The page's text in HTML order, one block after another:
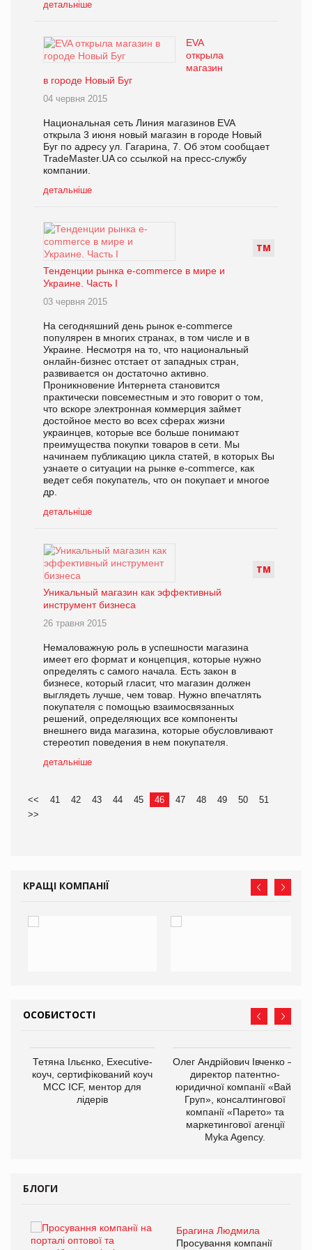
детальніше
EVA
открыла
магазин
в городе Новый Буг
04 червня 2015
Национальная сеть Линия магазинов EVA
открыла 3 июня новый магазин в городе Новый
Буг по адресу ул. Гагарина, 7. Об этом сообщает
TradeMaster.UA со ссылкой на пресс-службу
компании.
детальніше
ТМ
Тенденции рынка e-commerce в мире и
Украине. Часть I
03 червня 2015
На сегодняшний день рынок e-commerce
популярен в многих странах, в том числе и в
Украине. Несмотря на то, что национальный
онлайн-бизнес отстает от западных стран,
развивается он достаточно активно.
Проникновение Интернета становится
практически повсеместным и это говорит о том,
что вскоре электронная коммерция займет
достойное место во всех сферах жизни
украинцев, которые все больше понимают
преимущества покупки товаров в сети. Мы
начинаем публикацию цикла статей, в которых Вы
узнаете о ситуации на рынке e-commerce, как
ведет себя покупатель, что он покупает и многое
др.
детальніше
ТМ
Уникальный магазин как эффективный
инструмент бизнеса
26 травня 2015
Немаловажную роль в успешности магазина
имеет его формат и концепция, которые нужно
определять с самого начала. Есть закон в
бизнесе, который гласит, что магазин должен
выглядеть лучше, чем товар. Нужно впечатлять
покупателя с помощью взаимосвязанных
решений, определяющих все компоненты
внешнего вида магазина, которые обусловливают
стереотип поведения в нем покупателя.
детальніше
<< 41 42 43 44 45 46 47 48 49 50
51
>>
КРАЩІ КОМПАНІЇ
ОСОБИСТОСТІ
Тетяна Ільєнко, Executive-
коуч, сертифікований коуч
МСС ICF, ментор для
лідерів
Олег Андрійович Івченко —
директор патентно-
юридичної компанії «Вайз
Груп», консалтингової
компанії «Парето» та
маркетингової агенції
Myka Agency.
БЛОГИ
Брагина Людмила
Просування компанії